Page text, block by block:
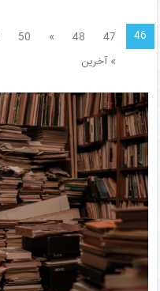
46
47
48
»
50
» آخرین